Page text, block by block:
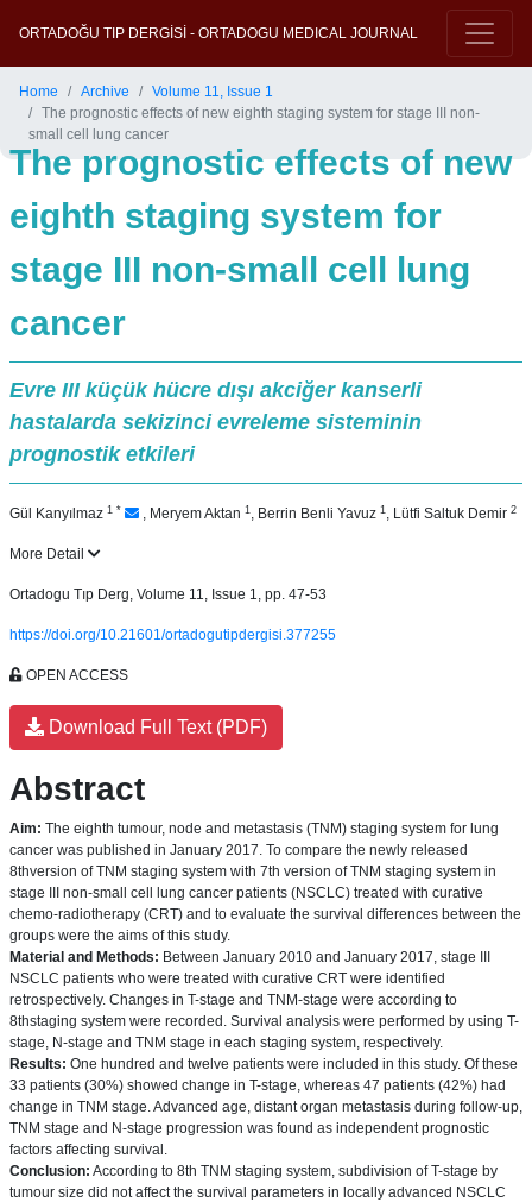
ORTADOĞU TIP DERGİSİ - ORTADOGU MEDICAL JOURNAL
Home Archive
Volume 11, Issue 1
The prognostic effects of new eighth staging system for stage III non-
small cell lung cancer
The prognostic effects of new
eighth staging system for
stage III non-small cell lung
cancer
Evre III küçük hücre dışı akciğer kanserli
hastalarda sekizinci evreleme sisteminin
prognostik etkileri
Gül Kanyılmaz 1 * , Meryem Aktan 1 , Berrin Benli Yavuz 1 , Lütfi Saltuk Demir 2
More Detail
Ortadogu Tıp Derg, Volume 11, Issue 1, pp. 47-53
https://doi.org/10.21601/ortadogutipdergisi.377255
OPEN ACCESS
Download Full Text (PDF)
Abstract
Aim: The eighth tumour, node and metastasis (TNM) staging system for lung
cancer was published in January 2017. To compare the newly released
8thversion of TNM staging system with 7th version of TNM staging system in
stage III non-small cell lung cancer patients (NSCLC) treated with curative
chemo-radiotherapy (CRT) and to evaluate the survival differences between the
groups were the aims of this study.
Material and Methods: Between January 2010 and January 2017, stage III
NSCLC patients who were treated with curative CRT were identified
retrospectively. Changes in T-stage and TNM-stage were according to
8thstaging system were recorded. Survival analysis were performed by using T-
stage, N-stage and TNM stage in each staging system, respectively.
Results: One hundred and twelve patients were included in this study. Of these
33 patients (30%) showed change in T-stage, whereas 47 patients (42%) had
change in TNM stage. Advanced age, distant organ metastasis during follow-up,
TNM stage and N-stage progression was found as independent prognostic
factors affecting survival.
Conclusion: According to 8th TNM staging system, subdivision of T-stage by
tumour size did not affect the survival parameters in locally advanced NSCLC